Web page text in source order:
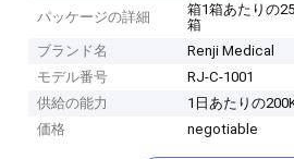
パッケージの詳細
箱1箱あたりの
箱
ブランド名
Renji Medical
モデル番号
RJ-C-1001
供給の能力
1日あたりの
価格
negotiable